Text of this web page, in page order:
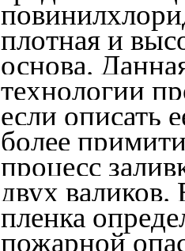
плотная и
основа.
технологии
если описать
более
процесс
двух валиков.
пленка
пожарной